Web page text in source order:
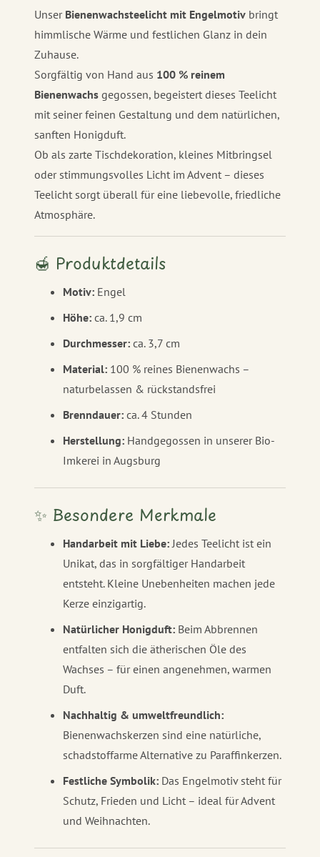
Unser Bienenwachsteelicht mit Engelmotiv bringt
himmlische Wärme und festlichen Glanz in dein
Zuhause.
Sorgfältig von Hand aus 100 % reinem
Bienenwachs gegossen, begeistert dieses Teelicht
mit seiner feinen Gestaltung und dem natürlichen,
sanften Honigduft.
Ob als zarte Tischdekoration, kleines Mitbringsel
oder stimmungsvolles Licht im Advent – dieses
Teelicht sorgt überall für eine liebevolle, friedliche
Atmosphäre.
🍯 Produktdetails
Motiv: Engel
Höhe: ca. 1,9 cm
Durchmesser: ca. 3,7 cm
Material: 100 % reines Bienenwachs –
naturbelassen & rückstandsfrei
Brenndauer: ca. 4 Stunden
Herstellung: Handgegossen in unserer Bio-
Imkerei in Augsburg
✨ Besondere Merkmale
Handarbeit mit Liebe:Jedes Teelicht ist ein
Unikat, das in sorgfältiger Handarbeit
entsteht. Kleine Unebenheiten machen jede
Kerze einzigartig.
Natürlicher Honigduft: Beim Abbrennen
entfalten sich die ätherischen Öle des
Wachses – für einen angenehmen, warmen
Duft.
Nachhaltig & umweltfreundlich:
Bienenwachskerzen sind eine natürliche,
schadstoffarme Alternative zu Paraffinkerzen.
Festliche Symbolik: Das Engelmotiv steht für
Schutz, Frieden und Licht – ideal für Advent
und Weihnachten.